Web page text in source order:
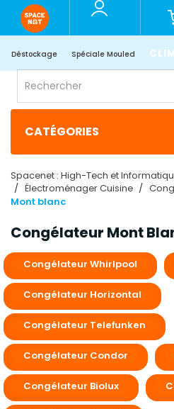
Déstockage Spéciale Mouled
CATÉGORIES
Spacenet : High-Tech et
Électroménager Cuisine
Mont blanc
Congélateur Mont
Congélateur Whirlpool
Congélateur Horizontal
Congélateur Telefunken
Congélateur Condor
Congélateur Biolux